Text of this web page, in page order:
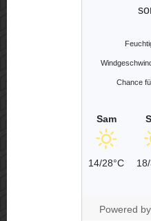
Chance
Sam
14/28°C
Powered by